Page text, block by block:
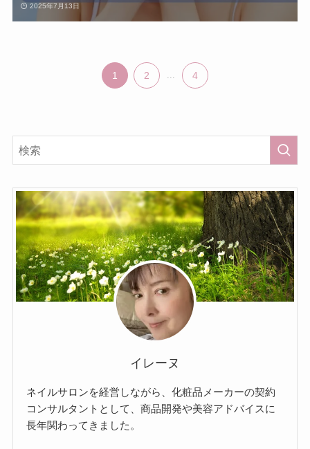
2025年7月13日
1 2 4
イレーヌ
ネイルサロンを経営しながら、化粧品メーカーの契約
コンサルタントとして、商品開発や美容アドバイスに
長年関わってきました。